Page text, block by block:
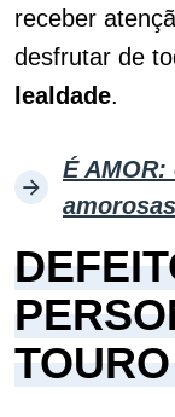
receber
desfrutar de
lealdade.
É